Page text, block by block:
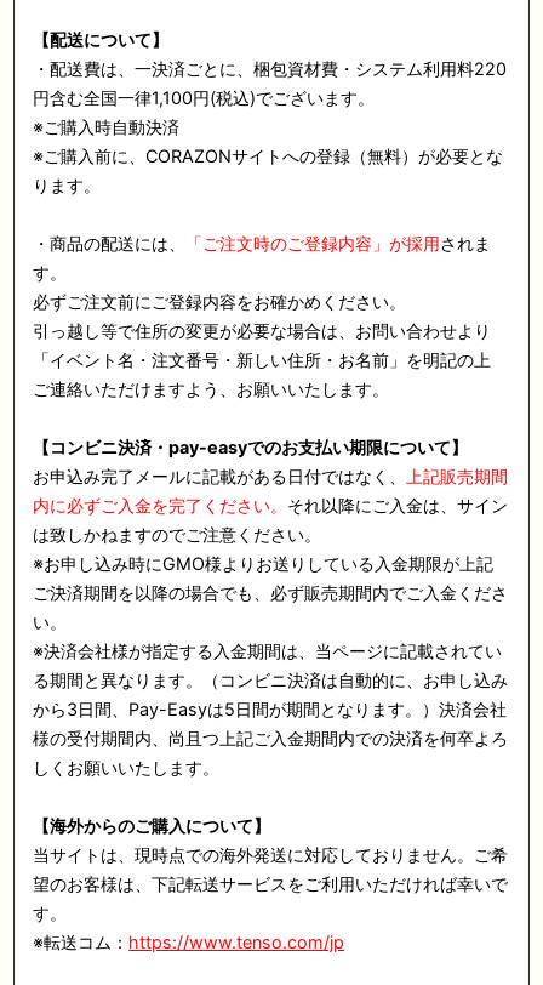
【配送について】
・配送費は、一決済ごとに、梱包資材費・システム利用料220
円含む全国一律1,100円(税込)でございます。
※ご購入時自動決済
※ご購入前に、CORAZONサイトへの登録（無料）が必要とな
ります。
・商品の配送には、 「ご注文時のご登録内容」が採用されま
す。
必ずご注文前にご登録内容をお確かめください。
引っ越し等で住所の変更が必要な場合は、お問い合わせより
「イベント名・注文番号・新しい住所・お名前」を明記の上
ご連絡いただけますよう、お願いいたします。
【コンビニ決済・pay-easyでのお支払い期限について】
お申込み完了メールに記載がある日付ではなく、
上記販売期間
内に必ずご入金を完了ください。 それ以降にご入金は、サイン
は致しかねますのでご注意ください。
※お申し込み時にGMO様よりお送りしている入金期限が上記
ご決済期間を以降の場合でも、必ず販売期間内でご入金くださ
い。
※決済会社様が指定する入金期間は、当ページに記載されてい
る期間と異なります。（コンビニ決済は自動的に、お申し込み
から3日間、Pay-Easyは5日間が期間となります。）決済会社
様の受付期間内、尚且つ上記ご入金期間内での決済を何卒よろ
しくお願いいたします。
【海外からのご購入について】
当サイトは、現時点での海外発送に対応しておりません。ご希
望のお客様は、下記転送サービスをご利用いただければ幸いで
す。
※転送コム： https://www.tenso.com/jp